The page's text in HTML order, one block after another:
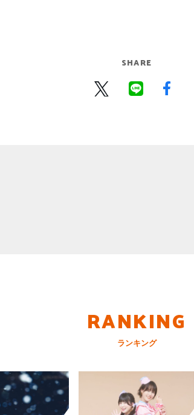
SHARE
RANKING
ランキング